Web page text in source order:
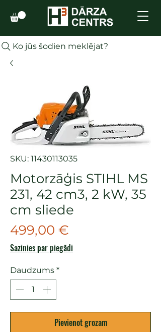
Ko jūs šodien meklējat?
SKU: 11430113035
Motorzāģis STIHL MS
231, 42 cm3, 2 kW, 35
cm sliede
499,00 €
Sazinies par piegādi
Daudzums *
Pievienot grozam